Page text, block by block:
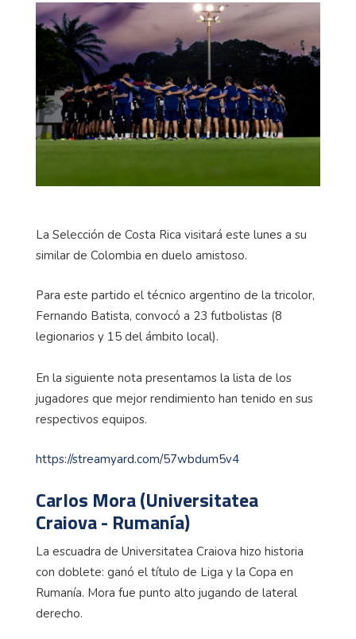
La Selección de Costa Rica visitará este lunes a su
similar de Colombia en duelo amistoso.
Para este partido el técnico argentino de la tricolor,
Fernando Batista, convocó a 23 futbolistas (8
legionarios y 15 del ámbito local).
En la siguiente nota presentamos la lista de los
jugadores que mejor rendimiento han tenido en sus
respectivos equipos.
https://streamyard.com/57wbdum5v4
Carlos Mora (Universitatea
Craiova - Rumanía)
La escuadra de Universitatea Craiova hizo historia
con doblete: ganó el título de Liga y la Copa en
Rumanía. Mora fue punto alto jugando de lateral
derecho.